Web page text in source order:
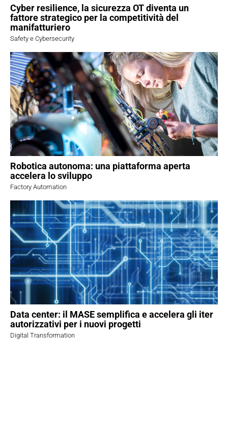
Cyber resilience, la sicurezza OT diventa un
fattore strategico per la competitività del
manifatturiero
Safety e Cybersecurity
Robotica autonoma: una piattaforma aperta
accelera lo sviluppo
Factory Automation
Data center: il MASE semplifica e accelera gli iter
autorizzativi per i nuovi progetti
Digital Transformation